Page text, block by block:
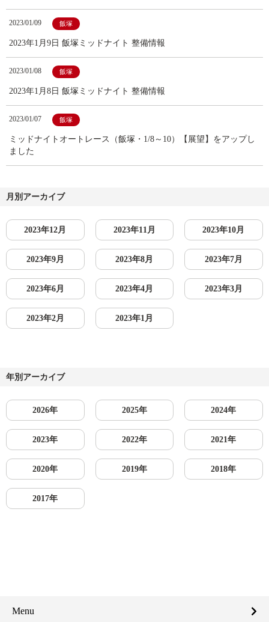
2023/01/09 飯塚
2023年1月9日 飯塚ミッドナイト 整備情報
2023/01/08 飯塚
2023年1月8日 飯塚ミッドナイト 整備情報
2023/01/07 飯塚
ミッドナイトオートレース（飯塚・1/8～10）【展望】をアップし
ました
月別アーカイブ
2023年12月 2023年11月 2023年10月
2023年9月 2023年8月 2023年7月
2023年6月 2023年4月 2023年3月
2023年2月 2023年1月
年別アーカイブ
2026年 2025年 2024年
2023年 2022年 2021年
2020年 2019年 2018年
2017年
Menu